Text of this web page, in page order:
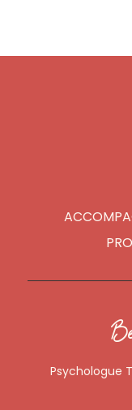
Psychologue